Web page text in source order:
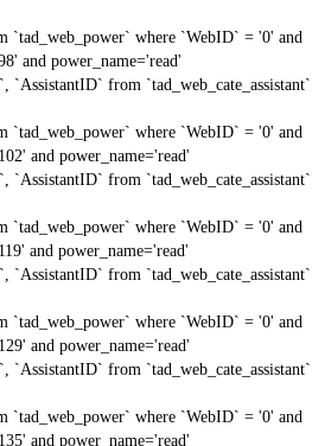
`tad_web_power` where `WebID` = '0' and
and power_name='read'
`AssistantID` from `tad_web_cate_assistant`
`tad_web_power` where `WebID` = '0' and
and power_name='read'
`AssistantID` from `tad_web_cate_assistant`
`tad_web_power` where `WebID` = '0' and
and power_name='read'
`AssistantID` from `tad_web_cate_assistant`
`tad_web_power` where `WebID` = '0' and
and power_name='read'
`AssistantID` from `tad_web_cate_assistant`
`tad_web_power` where `WebID` = '0' and
and power_name='read'